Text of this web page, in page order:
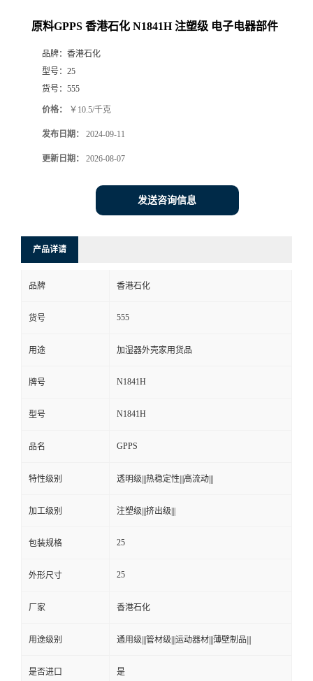
原料GPPS 香港石化 N1841H 注塑级 电子电器部件
品牌： 香港石化
型号： 25
货号： 555
价格： ￥10.5/千克
发布日期： 2024-09-11
更新日期： 2026-08-07
发送咨询信息
产品详请
品牌 香港石化
货号 555
用途 加湿器外壳家用货品
牌号 N1841H
型号 N1841H
品名 GPPS
特性级别 透明级|||热稳定性|||高流动|||
加工级别 注塑级|||挤出级|||
包装规格 25
外形尺寸 25
厂家 香港石化
用途级别 通用级|||管材级|||运动器材|||薄壁制品|||
是否进口 是